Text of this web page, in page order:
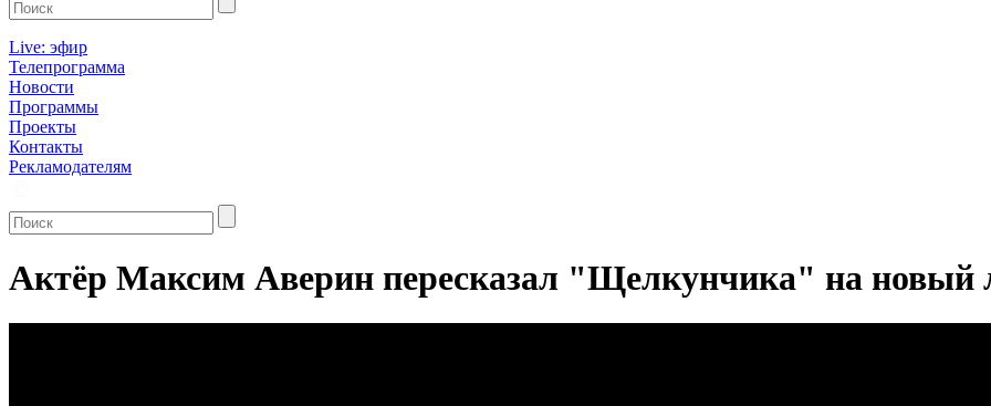
Live: эфир
Телепрограмма
Новости
Программы
Проекты
Контакты
Рекламодателям
Актёр Максим Аверин пересказал "Щелкунчика" на новый